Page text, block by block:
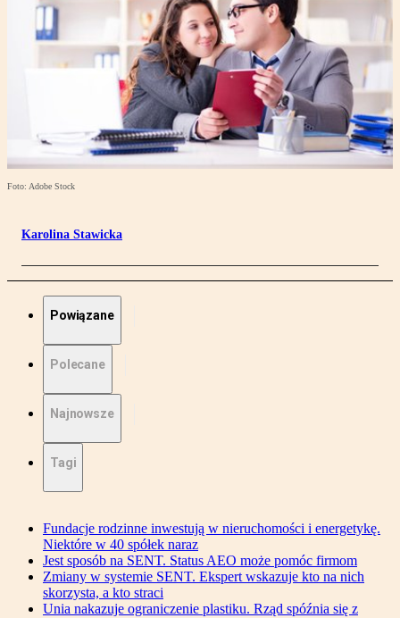
Foto: Adobe Stock
Karolina Stawicka
Powiązane
Polecane
Najnowsze
Tagi
Fundacje rodzinne inwestują w nieruchomości i energetykę.
Niektóre w 40 spółek naraz
Jest sposób na SENT. Status AEO może pomóc firmom
Zmiany w systemie SENT. Ekspert wskazuje kto na nich
skorzysta, a kto straci
Unia nakazuje ograniczenie plastiku. Rząd spóźnia się z